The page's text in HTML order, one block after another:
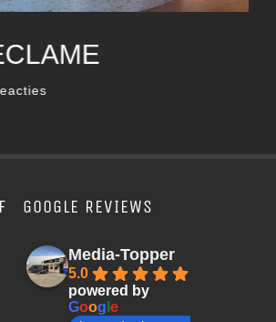
Reacties
GOOGLE REVIEWS
Media-Topper
5.0
powered by
Goog e